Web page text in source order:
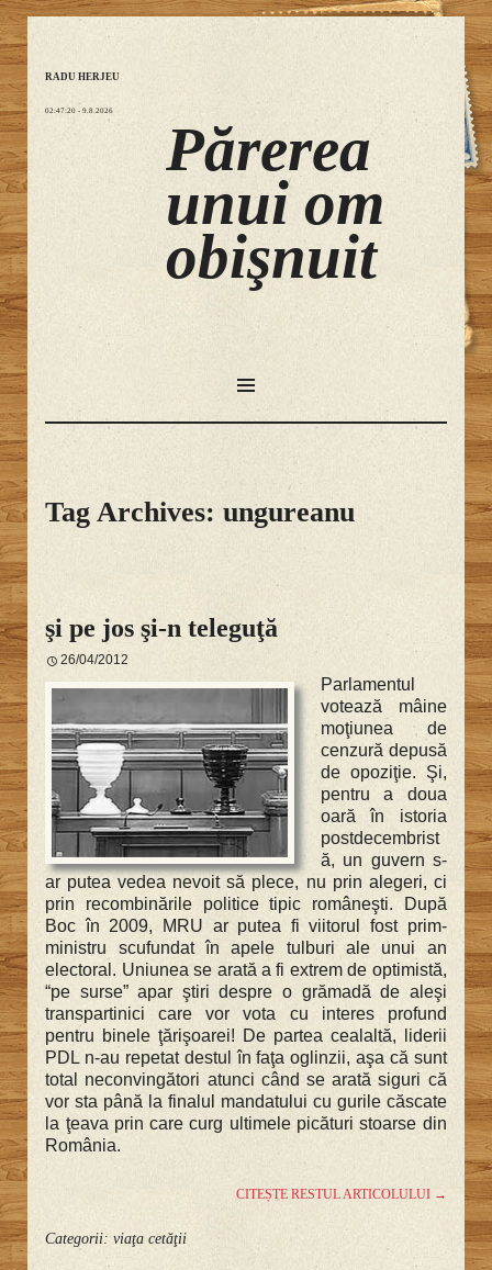
RADU HERJEU
02:47:21 - 9.8.2026
Părerea
unui om
obişnuit
SKIP
Tag Archives: ungureanu
şi pe jos şi-n teleguţă
26/04/2012
Parlamentul
votează mâine
moţiunea de
cenzură depusă
de opoziţie. Şi,
pentru a doua
oară în istoria
postdecembrist
ă, un guvern s-
ar putea vedea nevoit să plece, nu prin alegeri, ci
prin recombinările politice tipic româneşti. După
Boc în 2009, MRU ar putea fi viitorul fost prim-
ministru scufundat în apele tulburi ale unui an
electoral. Uniunea se arată a fi extrem de optimistă,
“pe surse” apar ştiri despre o grămadă de aleşi
transpartinici care vor vota cu interes profund
pentru binele ţărişoarei! De partea cealaltă, liderii
PDL n-au repetat destul în faţa oglinzii, aşa că sunt
total neconvingători atunci când se arată siguri că
vor sta până la finalul mandatului cu gurile căscate
la ţeava prin care curg ultimele picături stoarse din
România.
CITEȘTE RESTUL ARTICOLULUI →
Categorii:viaţa cetăţii